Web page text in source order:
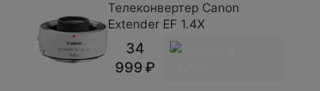
Телеконвертер Canon
Extender EF 1.4X
34
999